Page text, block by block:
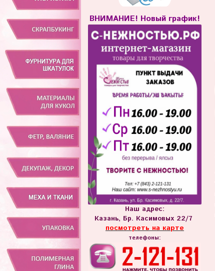
ВНИМАНИЕ! Новый график!
Наш адрес:
Казань, Бр. Касимовых 22/7
посмотреть на карте
телефоны: